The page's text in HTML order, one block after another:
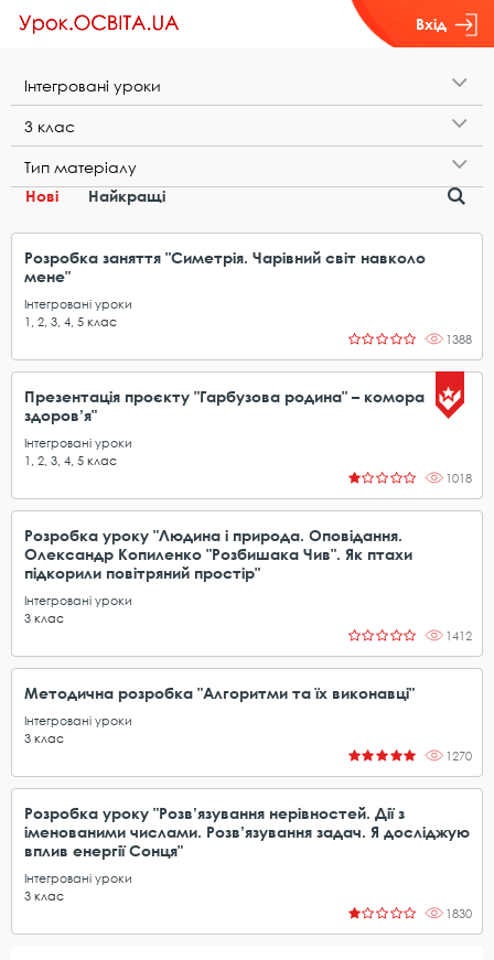
Вхід
І​н​т​е​г​р​о​в​а​н​і​ ​у​р​о​к​и
3​ ​к​л​а​с
Т​и​п​ ​м​а​т​е​р​і​а​л​у
Нові
Найкращі
Розробка заняття "Симетрія. Чарівний світ навколо
мене"
Інтегровані уроки
1
2 3 4 5 клас
1388
Презентація проєкту "Гарбузова родина" – комора
здоров’я"
Інтегровані уроки
1
2 3 4 5 клас
1018
Розробка уроку "Людина і природа. Оповідання.
Олександр Копиленко "Розбишака Чив". Як птахи
підкорили повітряний простір"
Інтегровані уроки
3 клас
1412
Методична розробка "Алгоритми та їх виконавці"
Інтегровані уроки
3 клас
1270
Розробка уроку "Розв’язування нерівностей. Дії з
іменованими числами. Розв’язування задач. Я досліджую
вплив енергії Сонця"
Інтегровані уроки
3 клас
1830